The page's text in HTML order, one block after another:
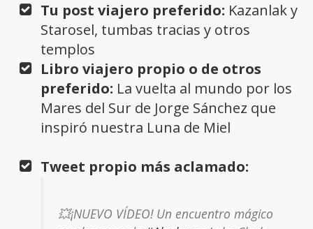
Tu post viajero preferido: Kazanlak y
Starosel, tumbas tracias y otros
templos
Libro viajero propio o de otros
preferido: La vuelta al mundo por los
Mares del Sur de Jorge Sánchez que
inspiró nuestra Luna de Miel
Tweet propio más aclamado:
💥¡NUEVO VÍDEO! Un encuentro mágico